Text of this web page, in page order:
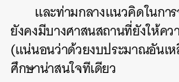
และท่ามกลางแนวคิดในกา
ยังคงมีบางศาสนสถานที่ยังให้ค
(แน่นอนว่าด้วยงบประมาณอันเ
ศึกษาน่าสนใจทีเดียว